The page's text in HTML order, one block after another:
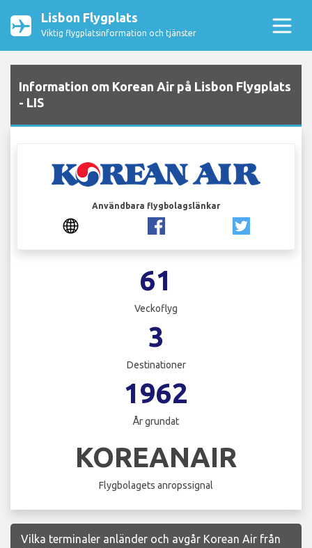
Lisbon Flygplats
Viktig flygplatsinformation och tjänster
Information om Korean Air på Lisbon Flygplats
- LIS
Användbara flygbolagslänkar
61
Veckoflyg
3
Destinationer
1962
År grundat
KOREANAIR
Flygbolagets anropssignal
Vilka terminaler anländer och avgår Korean Air från